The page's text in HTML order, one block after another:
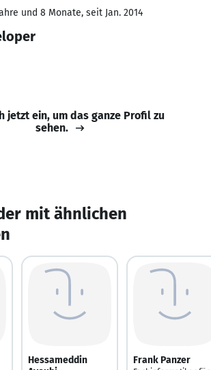
und 8 Monate, seit Jan. 2014
jetzt ein, um das ganze Profil zu
sehen.
mit ähnlichen
Hessameddin
Frank Panzer